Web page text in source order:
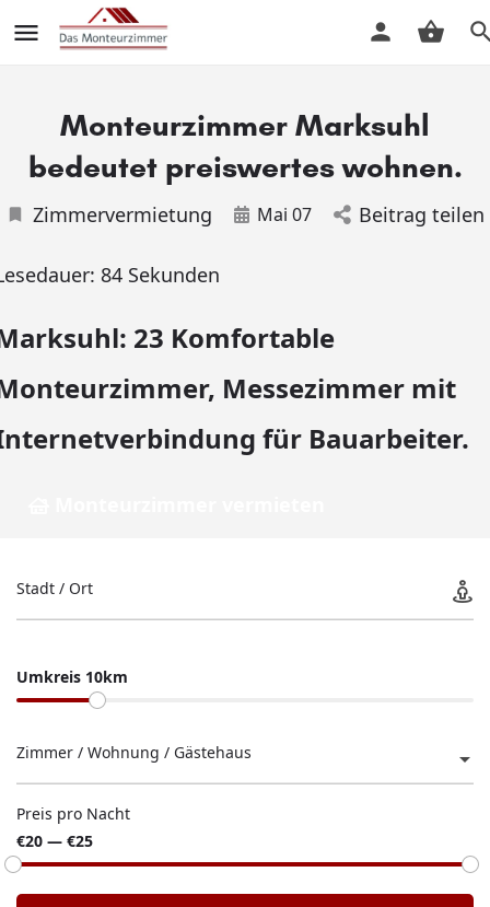
Monteurzimmer Marksuhl
bedeutet preiswertes wohnen.
Zimmervermietung Mai 07 Beitrag teilen
84 Sekunden
23 Komfortable
Messezimmer mit
für Bauarbeiter.
Stadt / Ort
Umkreis 10km
Zimmer / Wohnung / Gästehaus
Preis pro Nacht
€20 — €25